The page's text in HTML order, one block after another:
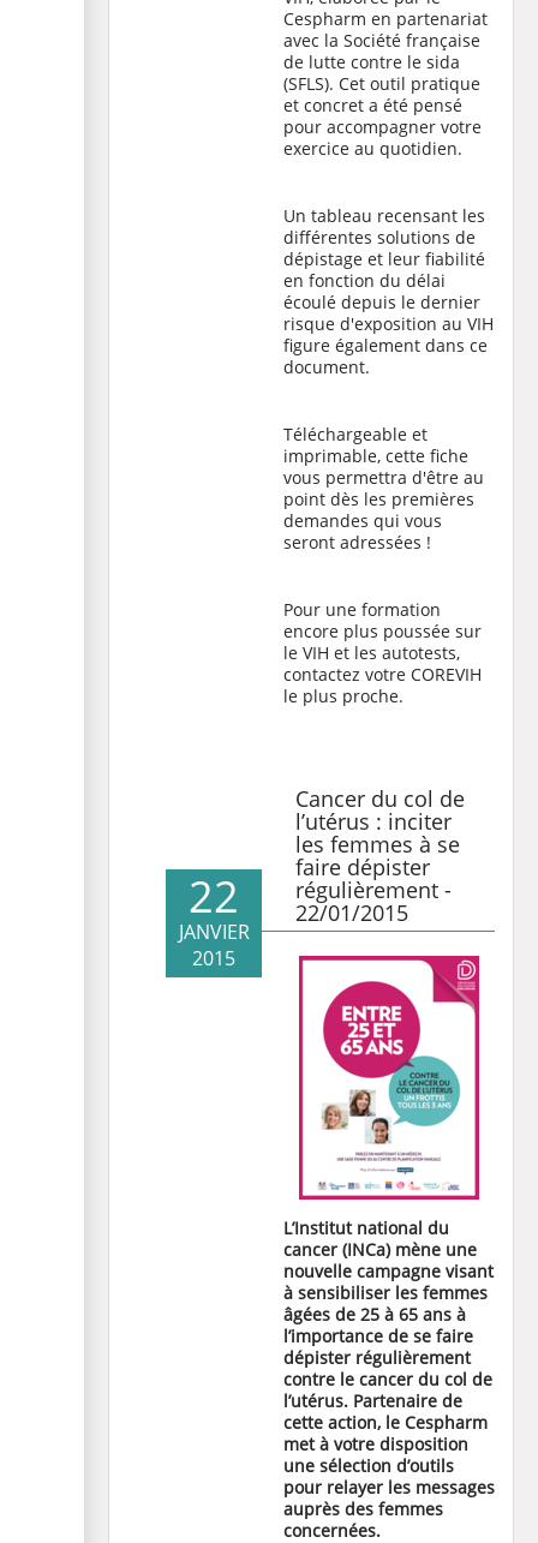
Cespharm en partenariat
avec la Société française
de lutte contre le sida
(SFLS). Cet outil pratique
et concret a été pensé
pour accompagner votre
exercice au quotidien.
Un tableau recensant les
différentes solutions de
dépistage et leur fiabilité
en fonction du délai
écoulé depuis le dernier
risque d'exposition au VIH
figure également dans ce
document.
Téléchargeable et
imprimable, cette fiche
vous permettra d'être au
point dès les premières
demandes qui vous
seront adressées !
Pour une formation
encore plus poussée sur
le VIH et les autotests,
contactez votre COREVIH
le plus proche.
Cancer du col de
l’utérus : inciter
les femmes à se
faire dépister
régulièrement -
22/01/2015
22
JANVIER
2015
L’Institut national du
cancer (INCa) mène une
nouvelle campagne visant
à sensibiliser les femmes
âgées de 25 à 65 ans à
l’importance de se faire
dépister régulièrement
contre le cancer du col de
l’utérus. Partenaire de
cette action, le Cespharm
met à votre disposition
une sélection d’outils
pour relayer les messages
auprès des femmes
concernées.